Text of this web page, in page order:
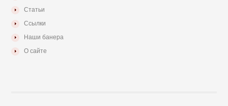
Статьи
Ссылки
Наши банера
О сайте